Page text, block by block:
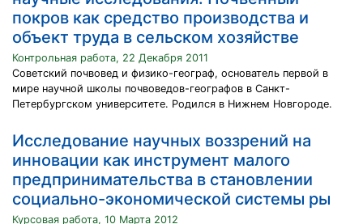
покров как средство производства и
объект труда в сельском хозяйстве
Контрольная работа, 22 Декабря 2011
Советский почвовед и физико-географ, основатель первой в
мире научной школы почвоведов-географов в Санкт-
Петербургском университете. Родился в Нижнем Новгороде.
Исследование научных воззрений на
инновации как инструмент малого
предпринимательства в становлении
социально-экономической системы ры
Курсовая работа, 10 Марта 2012